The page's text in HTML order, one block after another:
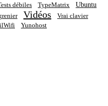
débiles TypeMatrix Ubuntu
Vidéos
Vrai clavier
Yunohost